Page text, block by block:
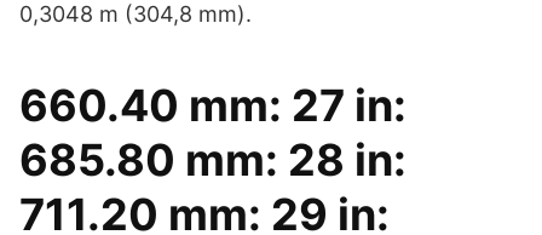
0,3048 m (304,8 mm).
660.40 mm: 27 in:
685.80 mm: 28 in:
711.20 mm: 29 in: